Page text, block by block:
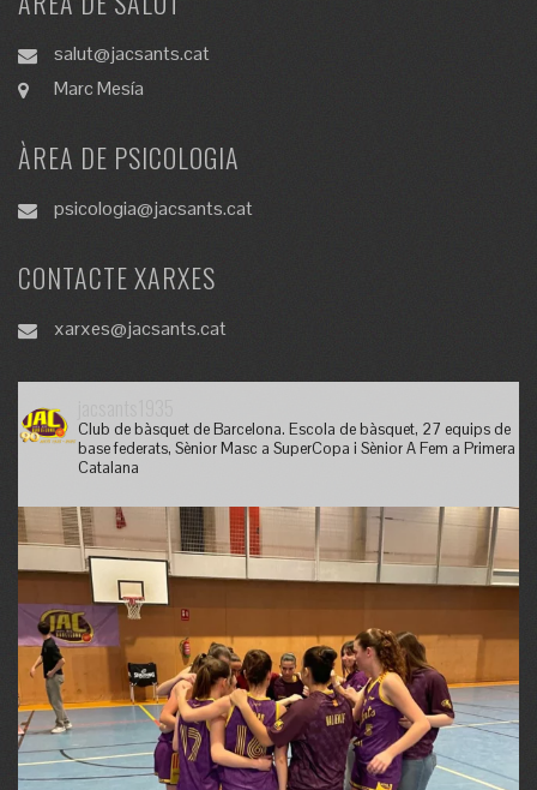
salut@jacsants.cat
Marc Mesía
ÀREA DE PSICOLOGIA
psicologia@jacsants.cat
CONTACTE XARXES
xarxes@jacsants.cat
Club de bàsquet de Barcelona. Escola de bàsquet, 27 equips de
base federats, Sènior Masc a SuperCopa i Sènior A Fem a Primera
Catalana